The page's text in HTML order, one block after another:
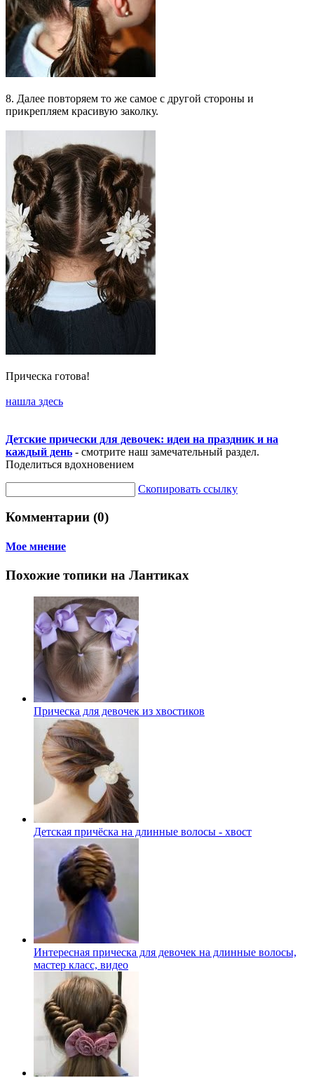
8. Далее повторяем то же самое с другой стороны и
прикрепляем красивую заколку.
Прическа готова!
нашла здесь
Детские прически для девочек: идеи на праздник и на
каждый день - смотрите наш замечательный раздел.
Поделиться вдохновением
Скопировать ссылку
Комментарии (0)
Мое мнение
Похожие топики на Лантиках
Прическа для девочек из хвостиков
Детская причёска на длинные волосы - хвост
Интересная прическа для девочек на длинные волосы,
мастер класс, видео